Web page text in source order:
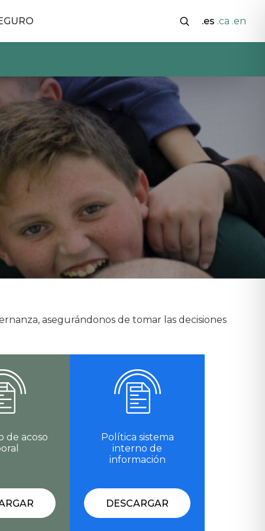
.es .ca .en
asegurándonos de tomar las decisiones
de acoso
Política sistema
interno de
información
DESCARGAR